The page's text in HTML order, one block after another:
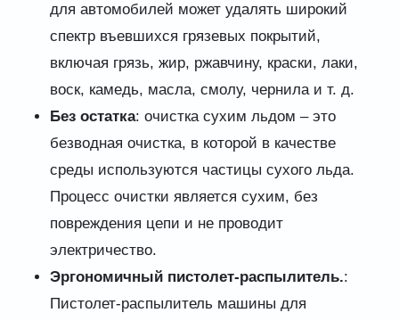
для автомобилей может удалять широкий
спектр въевшихся грязевых покрытий,
включая грязь, жир, ржавчину, краски, лаки,
воск, камедь, масла, смолу, чернила и т. д.
Без остатка: очистка сухим льдом – это
безводная очистка, в которой в качестве
среды используются частицы сухого льда.
Процесс очистки является сухим, без
повреждения цепи и не проводит
электричество.
Эргономичный пистолет-распылитель.:
Пистолет-распылитель машины для